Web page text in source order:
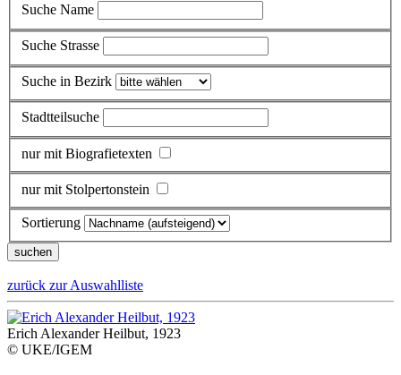
Suche Name
Suche Strasse
Suche in Bezirk
Stadtteilsuche
nur mit Biografietexten
nur mit Stolpertonstein
Sortierung
zurück zur Auswahlliste
Erich Alexander Heilbut, 1923
© UKE/IGEM